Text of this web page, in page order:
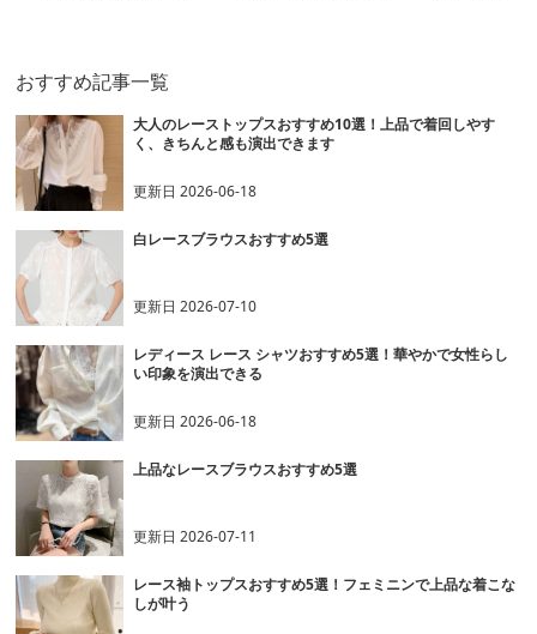
おすすめ記事一覧
大人のレーストップスおすすめ10選！上品で着回しやす
く、きちんと感も演出できます
更新日2026-06-18
白レースブラウスおすすめ5選
更新日2026-07-10
レディース レース シャツおすすめ5選！華やかで女性らし
い印象を演出できる
更新日2026-06-18
上品なレースブラウスおすすめ5選
更新日2026-07-11
レース袖トップスおすすめ5選！フェミニンで上品な着こな
しが叶う